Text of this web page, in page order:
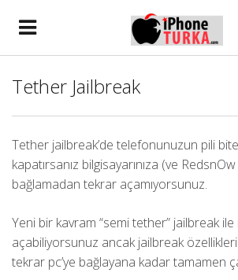
Tether Jailbreak
Tether jailbreak’de telefonunuzun pili
kapatırsanız bilgisayarınıza (ve
bağlamadan tekrar açamıyorsunuz.
Yeni bir kavram “semi tether” jailbreak
açabiliyorsunuz ancak jailbreak
tekrar pc’ye bağlayana kadar tamamen